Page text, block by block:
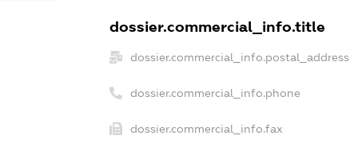
dossier.commercial_info.title
dossier.commercial_info.postal_address
dossier.commercial_info.phone
dossier.commercial_info.fax